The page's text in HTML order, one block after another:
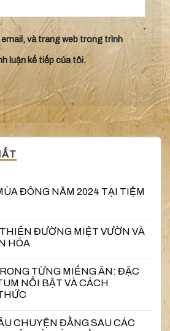
và trang web trong trình
luận kế tiếp của tôi.
ĐÔNG NĂM 2024 TẠI TIỆM
ĐƯỜNG MIỆT VƯỜN VÀ
HÓA
TỪNG MIẾNG ĂN: ĐẶC
NỔI BẬT VÀ CÁCH
CHUYỆN ĐẰNG SAU CÁC